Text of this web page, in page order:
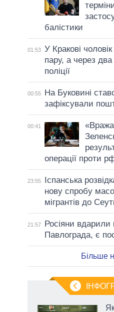
балістики
01:53 У Кракові
пару, а через
поліції
00:55
На Буковині
зафіксували
00:41
операції проти
23:55
Іспанська
нову спробу
мігрантів до
21:57
Росіяни
Павлограда, є
Більше